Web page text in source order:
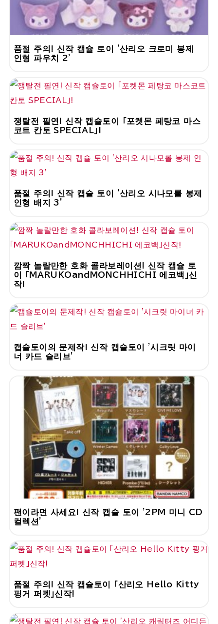
품절 주의! 신작 캡슐 토이 '산리오 크로미 봉제
인형 파우치 2'
쟁탈전 필연! 신작 캡슐토이 「포켓몬 페탕코 마스
코트 칸토 SPECIAL」!
품절 주의! 신작 캡슐 토이 '산리오 시나모롤 봉제
인형 배지 3'
깜짝 놀랄만한 호화 콜라보레이션! 신작 캡슐 토
이 「MARUKOandMONCHHICHI 에코백」신
작!
캡슐토이의 문제작! 신작 캡슐토이 '시크릿 마이
너 카드 슬리브'
팬이라면 사세요! 신작 캡슐 토이 '2PM 미니 CD
컬렉션'
품절 주의! 신작 캡슐토이 「산리오 Hello Kitty
핑거 퍼펫」신작!